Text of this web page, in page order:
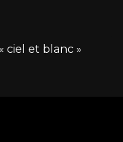
ciel et blanc »